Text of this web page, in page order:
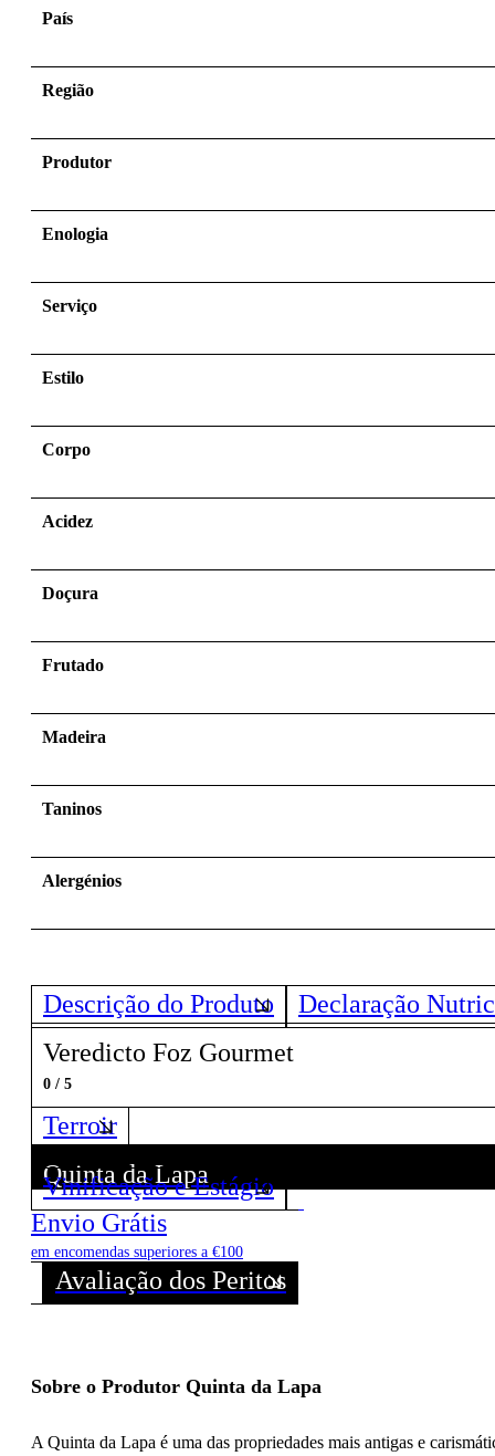
País
Região
Produtor
Enologia
Serviço
Estilo
Corpo
Acidez
Doçura
Frutado
Madeira
Taninos
Alergénios
Descrição do Produto
Declaração
Veredicto Foz Gourmet
0 / 5
Terroir
Quinta da Lapa
Descubra todos os Vinhos deste Produtor!
Vinificação e Estágio
Envio Grátis
em encomendas superiores a €100
Avaliação dos Peritos
Sobre o Produtor Quinta da Lapa
A Quinta da Lapa é uma das propriedades mais antigas e